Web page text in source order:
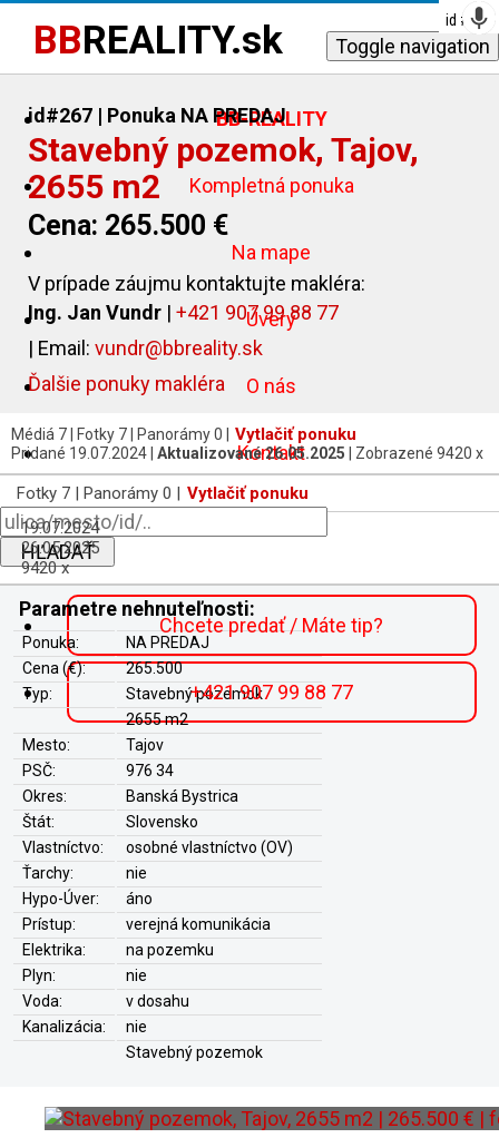
BBREALITY.sk Toggle navigation
BB-REALITY
Kompletná ponuka
Na mape
Úvery
O nás
Kontakt
HĽADAŤ
Chcete predať / Máte tip?
+421 907 99 88 77
id#267 | Ponuka NA PREDAJ
Stavebný pozemok, Tajov,
2655 m2
Cena: 265.500 €
V prípade záujmu kontaktujte makléra:
Ing. Jan Vundr | +421 907 99 88 77
| Email: vundr@bbreality.sk
Ďalšie ponuky makléra
Médiá 7 | Fotky 7 | Panorámy 0 | Vytlačiť ponuku
Pridané 19.07.2024 | Aktualizované 26.05.2025 | Zobrazené 9420 x
Fotky 7 | Panorámy 0 | Vytlačiť ponuku
19.07.2024
26.05.2025
9420 x
Parametre nehnuteľnosti:
Ponuka:
NA PREDAJ
Cena (€):
265.500
Typ:
Stavebný pozemok
2655 m2
Mesto:
Tajov
PSČ:
976 34
Okres:
Banská Bystrica
Štát:
Slovensko
Vlastníctvo:
osobné vlastníctvo (OV)
Ťarchy:
nie
Hypo-Úver:
áno
Prístup:
verejná komunikácia
Elektrika:
na pozemku
Plyn:
nie
Voda:
v dosahu
Kanalizácia:
nie
Stavebný pozemok
id # 236
id # 311
id # 217
id # 322
id # 324
id # 201